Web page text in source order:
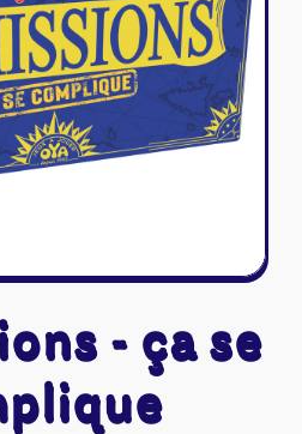
Mythos
Autres
de jeu
- ça se